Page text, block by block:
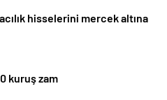
hisselerini mercek altına
kuruş zam